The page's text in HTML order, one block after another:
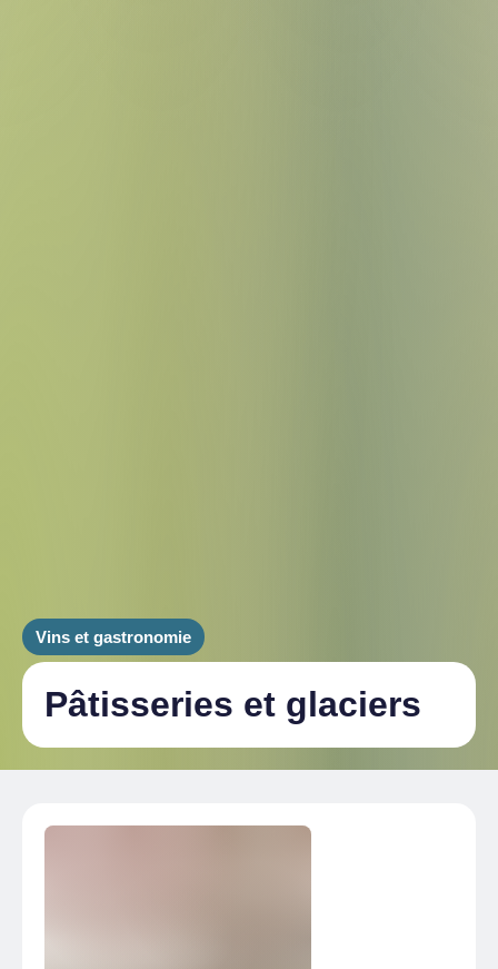
Vins et gastronomie
Pâtisseries et glaciers